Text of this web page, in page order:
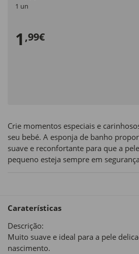
1 un
1 ,99€
Crie momentos especiais e
seu bebé. A esponja de banho
suave e reconfortante para que a
pequeno esteja sempre em
Caraterísticas
Descrição:
Muito suave e ideal para a pele
nascimento.